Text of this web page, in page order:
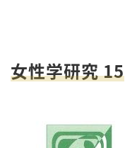
女性学研究 15